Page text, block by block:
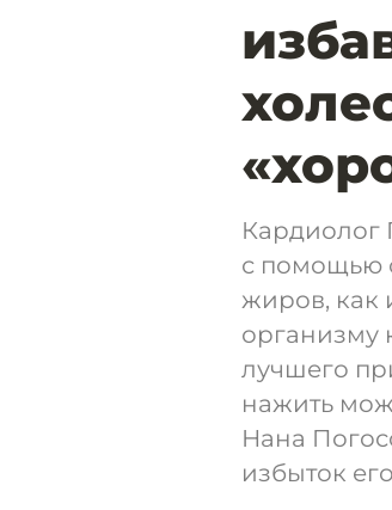
Кардиолог
с помощью
жиров, как
организму
лучшего
нажить
Нана
избыток